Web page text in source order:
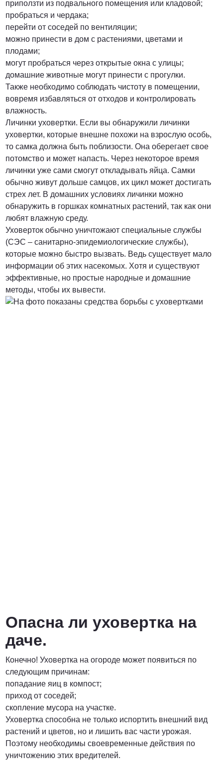
приползти из подвального помещения или кладовой;
пробраться и чердака;
перейти от соседей по вентиляции;
можно принести в дом с растениями, цветами и
плодами;
могут пробраться через открытые окна с улицы;
домашние животные могут принести с прогулки.
Также необходимо соблюдать чистоту в помещении,
вовремя избавляться от отходов и контролировать
влажность.
Личинки уховертки. Если вы обнаружили личинки
уховертки, которые внешне похожи на взрослую особь,
то самка должна быть поблизости. Она оберегает свое
потомство и может напасть. Через некоторое время
личинки уже сами смогут откладывать яйца. Самки
обычно живут дольше самцов, их цикл может достигать
стрех лет. В домашних условиях личинки можно
обнаружить в горшках комнатных растений, так как они
любят влажную среду.
Уховерток обычно уничтожают специальные службы
(СЭС – санитарно-эпидемиологические службы),
которые можно быстро вызвать. Ведь существует мало
информации об этих насекомых. Хотя и существуют
эффективные, но простые народные и домашние
методы, чтобы их вывести.
Опасна ли уховертка на
даче.
Конечно! Уховертка на огороде может появиться по
следующим причинам:
попадание яиц в компост;
приход от соседей;
скопление мусора на участке.
Уховертка способна не только испортить внешний вид
растений и цветов, но и лишить вас части урожая.
Поэтому необходимы своевременные действия по
уничтожению этих вредителей.